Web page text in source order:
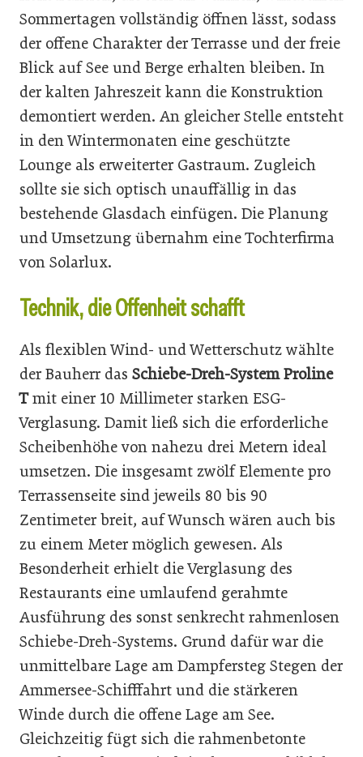
Sommertagen vollständig öffnen lässt, sodass
der offene Charakter der Terrasse und der freie
Blick auf See und Berge erhalten bleiben. In
der kalten Jahreszeit kann die Konstruktion
demontiert werden. An gleicher Stelle entsteht
in den Wintermonaten eine geschützte
Lounge als erweiterter Gastraum. Zugleich
sollte sie sich optisch unauffällig in das
bestehende Glasdach einfügen. Die Planung
und Umsetzung übernahm eine Tochterfirma
von Solarlux.
Technik, die Offenheit schafft
Als flexiblen Wind- und Wetterschutz wählte
der Bauherr das Schiebe-Dreh-System Proline
Tmit einer 10 Millimeter starken ESG-
Verglasung. Damit ließ sich die erforderliche
Scheibenhöhe von nahezu drei Metern ideal
umsetzen. Die insgesamt zwölf Elemente pro
Terrassenseite sind jeweils 80 bis 90
Zentimeter breit, auf Wunsch wären auch bis
zu einem Meter möglich gewesen. Als
Besonderheit erhielt die Verglasung des
Restaurants eine umlaufend gerahmte
Ausführung des sonst senkrecht rahmenlosen
Schiebe-Dreh-Systems. Grund dafür war die
unmittelbare Lage am Dampfersteg Stegen der
Ammersee-Schifffahrt und die stärkeren
Winde durch die offene Lage am See.
Gleichzeitig fügt sich die rahmenbetonte